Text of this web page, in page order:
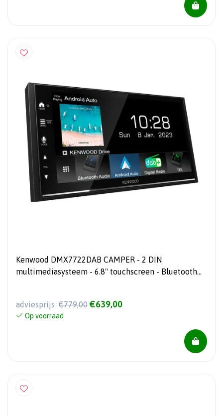
Kenwood DMX7722DAB CAMPER - 2 DIN
multimediasysteem - 6.8" touchscreen - Bluetooth
adviesprijs €779,00 €639,00
Op voorraad